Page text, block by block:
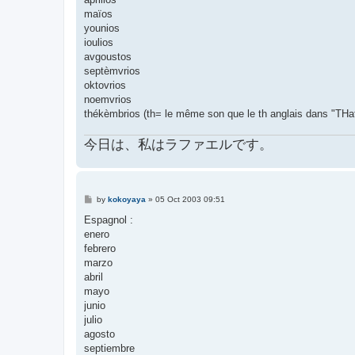
maïos
younios
ioulios
avgoustos
septèmvrios
oktovrios
noemvrios
thékèmbrios (th= le même son que le th anglais dans
今日は、私はラファエルです。
P
s
by kokoyaya » 05 Oct 2003 09:51
Espagnol :
enero
febrero
marzo
abril
mayo
junio
julio
agosto
septiembre